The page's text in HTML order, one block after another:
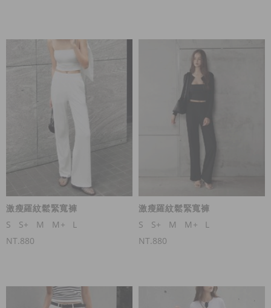
激瘦羅紋鬆緊寬褲
S
S+ M M+
L
NT.880
激瘦羅紋鬆緊寬褲
S
S+ M M+
L
NT.880